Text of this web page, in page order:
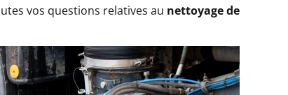
vos questions relatives au nettoyage de